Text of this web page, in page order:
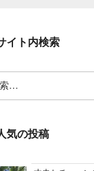
イト内検索
気の投稿